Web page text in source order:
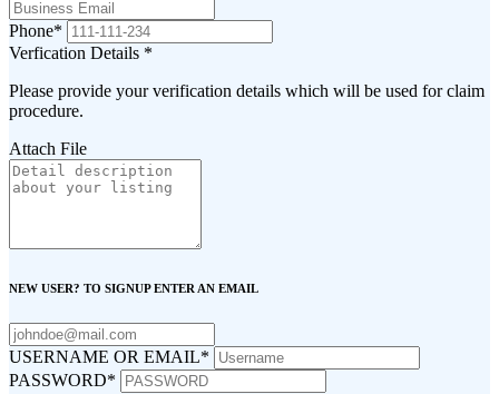
Phone*
Verfication Details *
Please provide your verification details which will be used for claim
procedure.
Attach File
NEW USER? TO SIGNUP ENTER AN EMAIL
USERNAME OR EMAIL*
PASSWORD*